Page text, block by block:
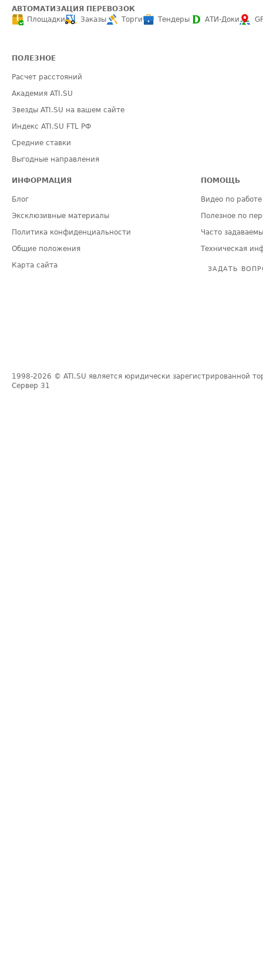
АВТОМАТИЗАЦИЯ ПЕРЕВОЗОК
Площадки
Заказы Торги Тендеры АТИ-Доки
ПОЛЕЗНОЕ
Расчет расстояний
Академия ATI.SU
Звезды ATI.SU на вашем сайте
Индекс ATI.SU FTL РФ
Средние ставки
Выгодные направления
ИНФОРМАЦИЯ
Блог
Эксклюзивные материалы
Политика конфиденциальности
Общие положения
Карта сайта
ПОМОЩЬ
Видео по работе
Полезное по
Часто
Техническая
ЗАДАТЬ
1998-2026 © ATI.SU является юридически зарегистрированной
Сервер 31